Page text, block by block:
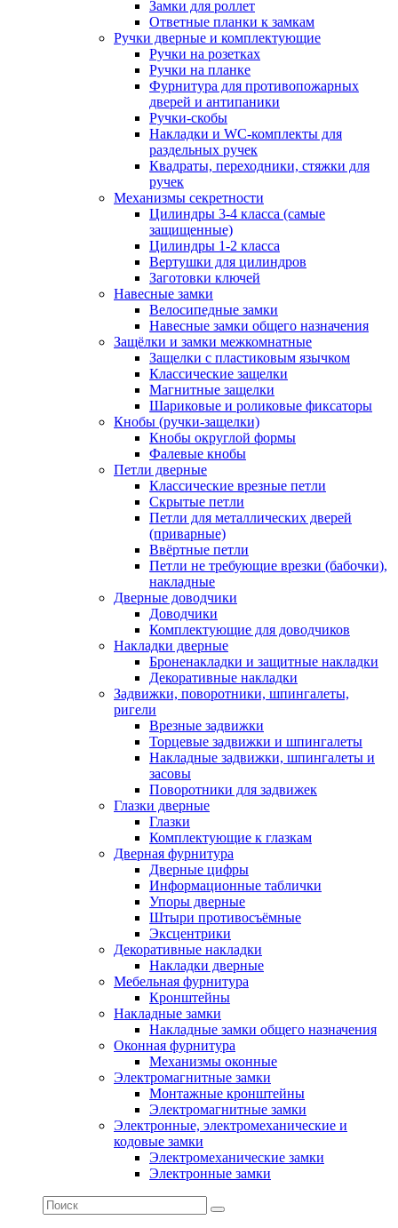
Замки для роллет
Ответные планки к замкам
Ручки дверные и комплектующие
Ручки на розетках
Ручки на планке
Фурнитура для противопожарных
дверей и антипаники
Ручки-скобы
Накладки и WC-комплекты для
раздельных ручек
Квадраты, переходники, стяжки для
ручек
Механизмы секретности
Цилиндры 3-4 класса (самые
защищенные)
Цилиндры 1-2 класса
Вертушки для цилиндров
Заготовки ключей
Навесные замки
Велосипедные замки
Навесные замки общего назначения
Защёлки и замки межкомнатные
Защелки с пластиковым язычком
Классические защелки
Магнитные защелки
Шариковые и роликовые фиксаторы
Кнобы (ручки-защелки)
Кнобы округлой формы
Фалевые кнобы
Петли дверные
Классические врезные петли
Скрытые петли
Петли для металлических дверей
(приварные)
Ввёртные петли
Петли не требующие врезки (бабочки),
накладные
Дверные доводчики
Доводчики
Комплектующие для доводчиков
Накладки дверные
Броненакладки и защитные накладки
Декоративные накладки
Задвижки, поворотники, шпингалеты,
ригели
Врезные задвижки
Торцевые задвижки и шпингалеты
Накладные задвижки, шпингалеты и
засовы
Поворотники для задвижек
Глазки дверные
Глазки
Комплектующие к глазкам
Дверная фурнитура
Дверные цифры
Информационные таблички
Упоры дверные
Штыри противосъёмные
Эксцентрики
Декоративные накладки
Накладки дверные
Мебельная фурнитура
Кронштейны
Накладные замки
Накладные замки общего назначения
Оконная фурнитура
Механизмы оконные
Электромагнитные замки
Монтажные кронштейны
Электромагнитные замки
Электронные, электромеханические и
кодовые замки
Электромеханические замки
Электронные замки